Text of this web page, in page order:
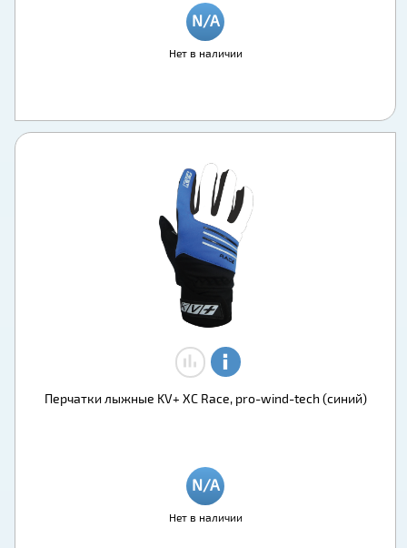
Нет в наличии
Перчатки лыжные KV+ XC Race, pro-wind-tech (синий)
Нет в наличии